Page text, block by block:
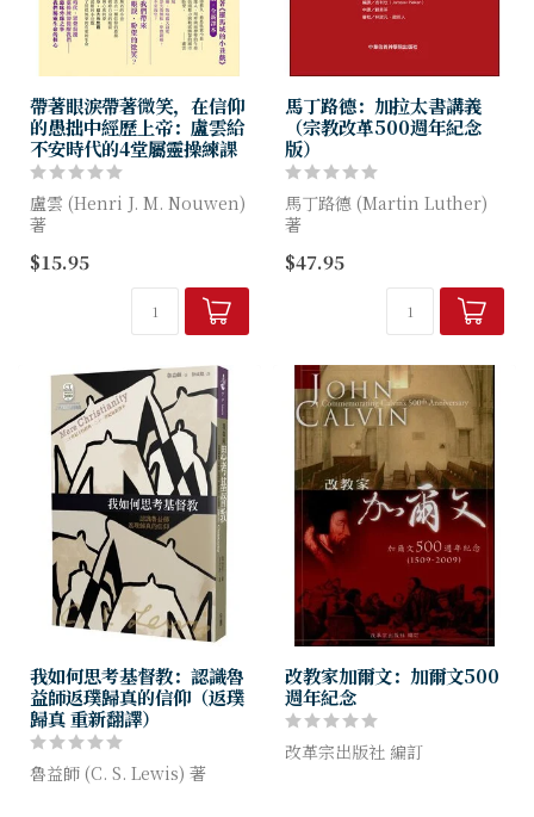
帶著眼淚帶著微笑，在信仰
的愚拙中經歷上帝：盧雲給
不安時代的4堂屬靈操練課
盧雲 (Henri J. M. Nouwen)
著
（本書中文版前版本名為《羅
馬城的小丑戲：對獨處、獨
身、禱告及默觀之反省》）
$15.95
馬丁路德：加拉太書講義
（宗教改革500週年紀念
版）
馬丁路德 (Martin Luther)
著
路德的加拉太書講義正如使徒
保羅的加拉太書信，充滿了獨
特的自傳性敘述。在很多方面
這兩位上帝的子民志趣相投，
$47.95
我如何思考基督教：認識魯
益師返璞歸真的信仰（返璞
歸真 重新翻譯）
魯益師 (C. S. Lewis) 著
改教家加爾文：加爾文500
週年紀念
改革宗出版社 編訂